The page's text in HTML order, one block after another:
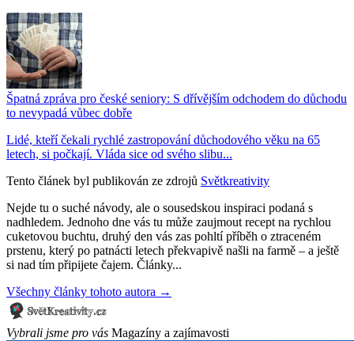
Špatná zpráva pro české seniory: S dřívějším odchodem do důchodu
to nevypadá vůbec dobře
Lidé, kteří čekali rychlé zastropování důchodového věku na 65
letech, si počkají. Vláda sice od svého slibu...
Tento článek byl publikován ze zdrojů Světkreativity
Nejde tu o suché návody, ale o sousedskou inspiraci podaná s
nadhledem. Jednoho dne vás tu může zaujmout recept na rychlou
cuketovou buchtu, druhý den vás zas pohltí příběh o ztraceném
prstenu, který po patnácti letech překvapivě našli na farmě – a ještě
si nad tím připijete čajem. Články...
Všechny články tohoto autora →
Vybrali jsme pro vás Magazíny a zajímavosti